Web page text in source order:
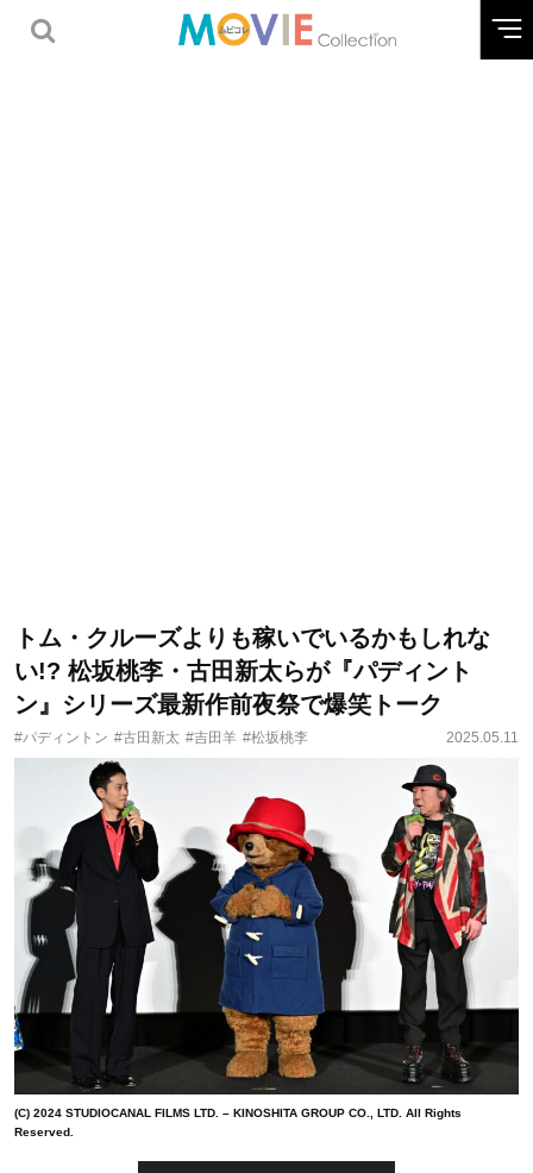
トム・クルーズよりも稼いでいるかもしれな
い!? 松坂桃李・古田新太らが『パディント
ン』シリーズ最新作前夜祭で爆笑トーク
#パディントン #古田新太 #吉田羊 #松坂桃李 2025.05.11
(C) 2024 STUDIOCANAL FILMS LTD. – KINOSHITA GROUP CO., LTD. All Rights
Reserved.